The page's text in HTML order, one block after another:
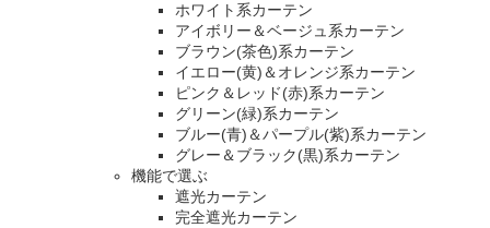
ホワイト系カーテン
アイボリー＆ベージュ系カーテン
ブラウン(茶色)系カーテン
イエロー(黄)＆オレンジ系カーテン
ピンク＆レッド(赤)系カーテン
グリーン(緑)系カーテン
ブルー(青)＆パープル(紫)系カーテン
グレー＆ブラック(黒)系カーテン
機能で選ぶ
遮光カーテン
完全遮光カーテン